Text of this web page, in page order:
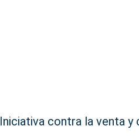
Iniciativa contra la venta